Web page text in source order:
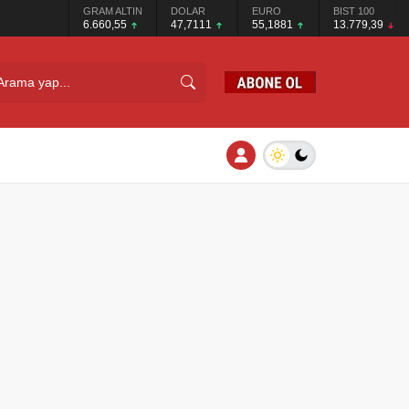
GRAM ALTIN
6.660,55
DOLAR
47,7111
EURO
55,1881
BIST 100
13.779,39